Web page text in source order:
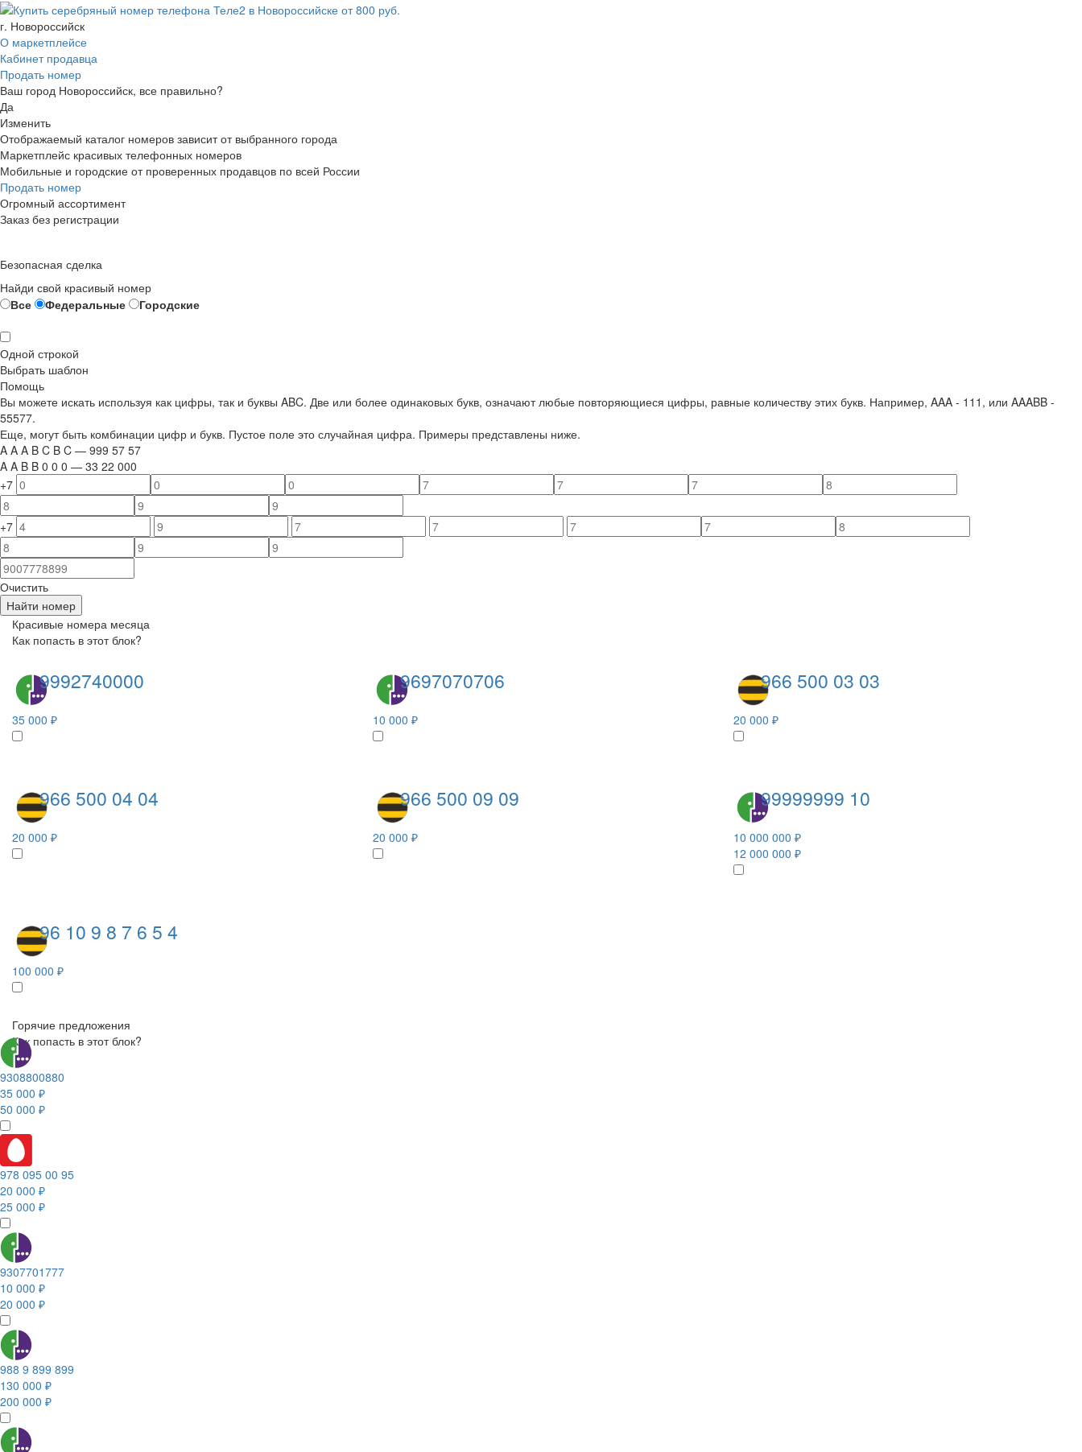
г. Новороссийск
О маркетплейсе
Кабинет продавца
Продать номер
Ваш город Новороссийск, все правильно?
Да
Изменить
Отображаемый каталог номеров зависит от выбранного города
Маркетплейс красивых телефонных номеров
Мобильные и городские от проверенных продавцов по всей России
Продать номер
Огромный ассортимент
Заказ без регистрации
Безопасная сделка
Найди свой красивый номер
Все
Федеральные Городские
Одной строкой
Выбрать шаблон
Помощь
Вы можете искать используя как цифры, так и буквы ABC. Две или более одинаковых букв, означают любые повторяющиеся цифры, равные количеству этих букв. Например, AAA - 111 , или AAABB -
55577.
Еще, могут быть комбинации цифр и букв. Пустое поле это случайная цифра. Примеры представлены ниже.
A A A B C B C — 999 57 57
A A B B 0 0 0 — 33 22 000
+7
+7
Очистить
Найти номер
Красивые номера месяца
Как попасть в этот блок?
9992740000
35 000 ₽
9697070706
10 000 ₽
966 500 03 03
20 000 ₽
966 500 04 04
20 000 ₽
966 500 09 09
20 000 ₽
99999999 10
10 000 000 ₽
12 000 000 ₽
96 10 9 8 7 6 5 4
100 000 ₽
Горячие предложения
Как попасть в этот блок?
9308800880
35 000 ₽
50 000 ₽
978 095 00 95
20 000 ₽
25 000 ₽
9307701777
10 000 ₽
20 000 ₽
988 9 899 899
130 000 ₽
200 000 ₽